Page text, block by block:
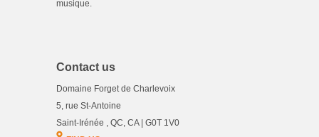
musique.
Contact us
Domaine Forget de Charlevoix
5, rue St-Antoine
Saint-Irénée , QC, CA | G0T 1V0